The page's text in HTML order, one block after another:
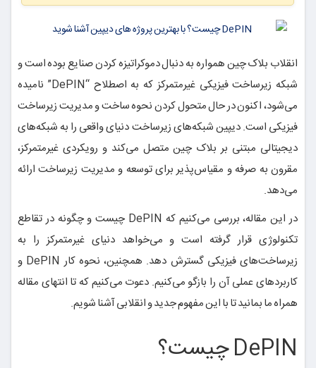
انقلاب بلاک چین همواره به دنبال دموکراتیزه کردن صنایع بوده است و
شبکه زیرساخت فیزیکی غیرمتمرکز که به اصطلاح “DePIN” نامیده
می‌شود، اکنون در حال متحول کردن نحوه ساخت و مدیریت زیرساخت
فیزیکی است. دیپین شبکه‌های زیرساخت دنیای واقعی را به شبکه‌های
دیجیتالی مبتنی بر بلاک چین متصل می‌کند و رویکردی غیرمتمرکز،
مقرون به صرفه و مقیاس‌پذیر برای توسعه و مدیریت زیرساخت ارائه
می‌دهد.
در این مقاله، بررسی می‌کنیم که DePIN چیست و چگونه در تقاطع
تکنولوژی قرار گرفته است و می‌خواهد دنیای غیرمتمرکز را به
زیرساخت‌های فیزیکی گسترش دهد. همچنین، نحوه کار DePIN و
کاربردهای عملی آن را بازگو می‌کنیم. دعوت می‌کنیم که تا انتهای مقاله
همراه ما بمانید تا با این مفهوم جدید و انقلابی آشنا شویم.
DePIN چیست؟